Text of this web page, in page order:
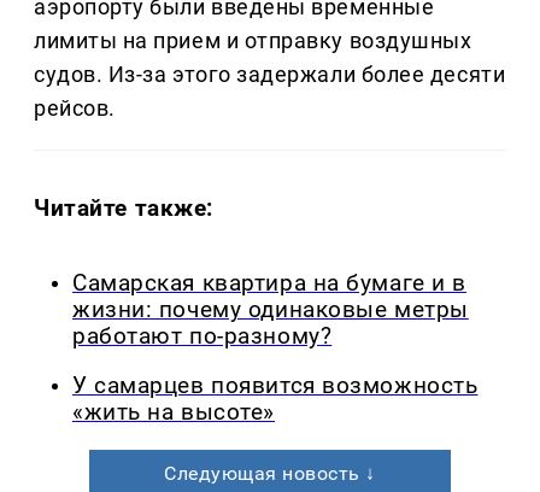
аэропорту были введены временные
лимиты на прием и отправку воздушных
судов. Из-за этого задержали более десяти
рейсов.
Читайте также:
Самарская квартира на бумаге и в
жизни: почему одинаковые метры
работают по-разному?
У самарцев появится возможность
«жить на высоте»
Следующая новость ↓